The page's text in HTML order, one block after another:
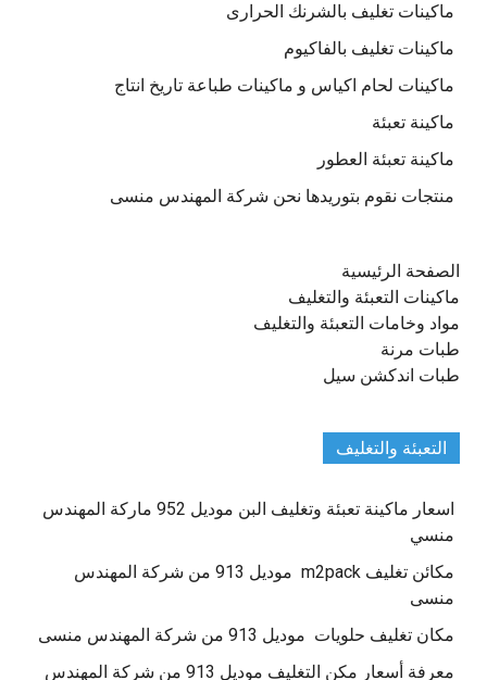
ماكينات تغليف بالشرنك الحرارى
ماكينات تغليف بالفاكيوم
ماكينات لحام اكياس و ماكينات طباعة تاريخ انتاج
ماكينة تعبئة
ماكينة تعبئة العطور
منتجات نقوم بتوريدها نحن شركة المهندس منسى
الصفحة الرئيسية
ماكينات التعبئة والتغليف
مواد وخامات التعبئة والتغليف
طبات مرنة
طبات اندكشن سيل
التعبئة والتغليف
اسعار ماكينة تعبئة وتغليف البن موديل 952 ماركة المهندس
منسي
مكائن تغليف m2pack موديل 913 من شركة المهندس
منسى
مكان تغليف حلويات موديل 913 من شركة المهندس منسى
معرفة أسعار مكن التغليف موديل 913 من شركة المهندس